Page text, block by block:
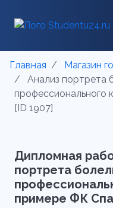
Главная
Магазин
Анализ портрета
профессионального
[ID 1907]
Дипломная
портрета
примере ФК